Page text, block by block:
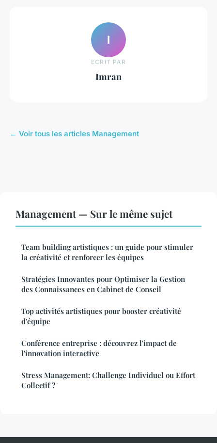
I
ECRIT PAR
Imran
← Voir tous les articles Management
Management — Sur le même sujet
Team building artistiques : un guide pour stimuler
la créativité et renforcer les équipes
Stratégies Innovantes pour Optimiser la Gestion
des Connaissances en Cabinet de Conseil
Top activités artistiques pour booster créativité
d'équipe
Conférence entreprise : découvrez l'impact de
l'innovation interactive
Stress Management: Challenge Individuel ou Effort
Collectif ?